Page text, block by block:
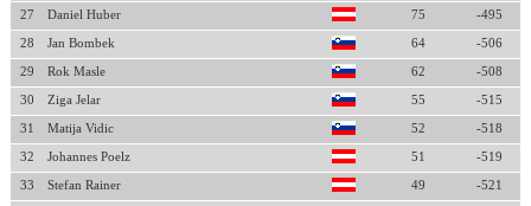
27 Daniel Huber 75 -495
28 Jan Bombek 64 -506
29 Rok Masle 62 -508
30 Ziga Jelar 55 -515
31 Matija Vidic 52 -518
32 Johannes Poelz 51 -519
33 Stefan Rainer 49 -521